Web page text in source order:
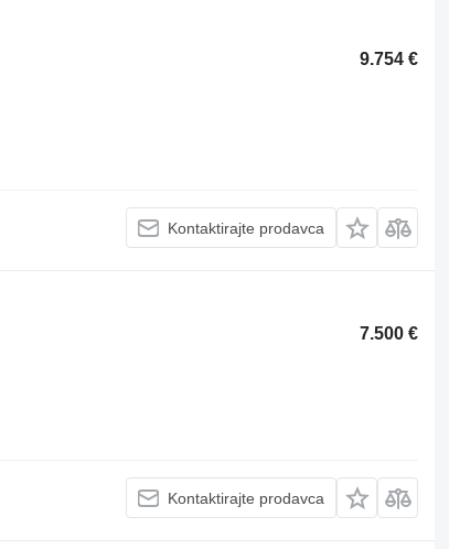
9.754 €
Kontaktirajte prodavca
7.500 €
Kontaktirajte prodavca